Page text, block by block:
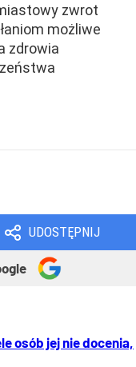
zwrot
możliwe
zdrowia
UDOSTĘPNIJ
osób jej nie docenia,